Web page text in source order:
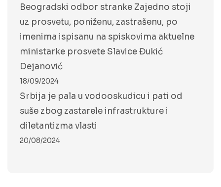
Beogradski odbor stranke Zajedno stoji
uz prosvetu, poniženu, zastrašenu, po
imenima ispisanu na spiskovima aktuelne
ministarke prosvete Slavice Đukić
Dejanović
18/09/2024
Srbija je pala u vodooskudicu i pati od
suše zbog zastarele infrastrukture i
diletantizma vlasti
20/08/2024